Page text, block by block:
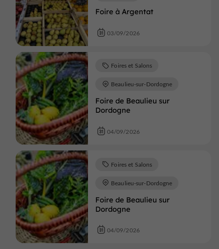
Foire à Argentat
03/09/2026
Foire de Beaulieu sur
Dordogne
Foires et Salons
Beaulieu-sur-Dordogne
04/09/2026
Foire de Beaulieu sur
Dordogne
Foires et Salons
Beaulieu-sur-Dordogne
04/09/2026